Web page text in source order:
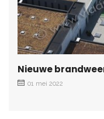
Nieuwe
01 mei 2022